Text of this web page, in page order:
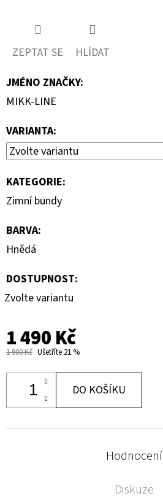
ZEPTAT SE
HLÍDAT
JMÉNO ZNAČKY:
MIKK-LINE
VARIANTA:
KATEGORIE:
Zimní bundy
BARVA:
Hnědá
DOSTUPNOST:
Zvolte variantu
1 490 Kč
1 900 Kč Ušetříte 21 %
DO KOŠÍKU
Hodnocení
Diskuze